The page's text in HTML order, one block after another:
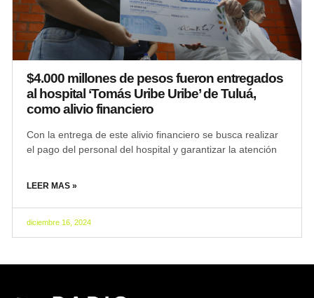
$4.000 millones de pesos fueron entregados
al hospital ‘Tomás Uribe Uribe’ de Tuluá,
como alivio financiero
Con la entrega de este alivio financiero se busca realizar
el pago del personal del hospital y garantizar la atención
LEER MAS »
diciembre 16, 2024